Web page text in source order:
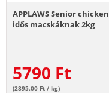
APPLAWS Senior chicken
idős macskáknak 2kg
5790 Ft
(2895.00 Ft / kg)